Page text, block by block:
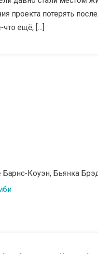
проекта потерять
что ещё, […]
Коуэн, Бьянка